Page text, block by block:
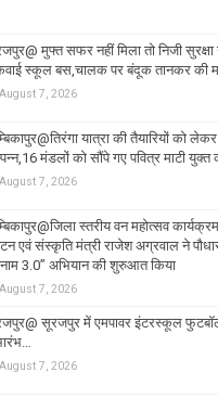
मुफ्त सफर नहीं मिला तो निजी सुरक्षा
स्कूल बस,चालक पर बंदूक तानकर की
August 7, 2026
यात्रा की तैयारियों को
मंडलों को सौंपे गए पवित्र माटी
August 7, 2026
स्तरीय वन महोत्सव
एवं संस्कृति मंत्री राजेश अग्रवाल ने
3.0’’ अभियान की शुरुआत किया
August 7, 2026
सूरजपुर में एमपावर इंटरस्कूल फुटबॉल
August 7, 2026